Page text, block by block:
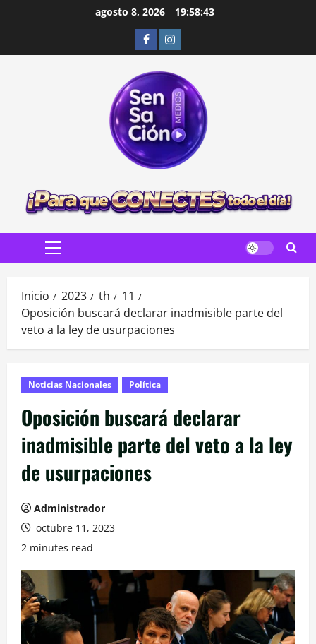
agosto 8, 2026 19:58:44
FacebookInstagram
Menú
Inicio 2023 th
11
Oposición buscará declarar inadmisible parte del
veto a la ley de usurpaciones
Noticias Nacionales Política
Oposición buscará declarar
inadmisible parte del veto a la ley
de usurpaciones
Administrador
octubre 11, 2023
2 minutes read